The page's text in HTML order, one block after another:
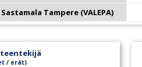
Sastamala Tampere (VALEPA)
/ erät)